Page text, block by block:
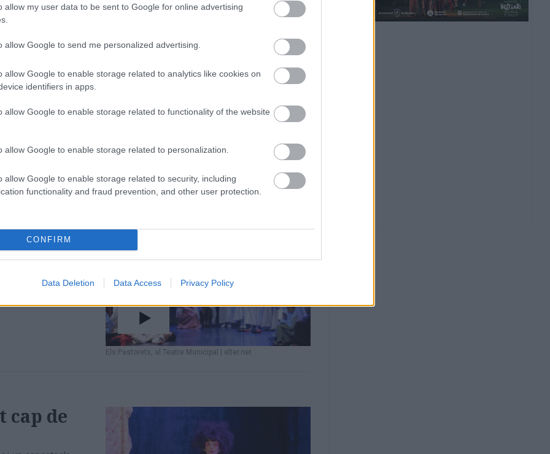
allow my user data to be sent to Google for online advertising
allow Google to send me personalized advertising.
allow Google to enable storage related to analytics like cookies on
identifiers in apps.
allow Google to enable storage related to functionality of the website
allow Google to enable storage related to personalization.
allow Google to enable storage related to security, including
functionality and fraud prevention, and other user protection.
CONFIRM
Data Deletion Data Access Privacy Policy
Teatre Centre
gom
sessions el
Els Pastorets, al Teatre Municipal elter.net
de
Teatre Centre
cap de